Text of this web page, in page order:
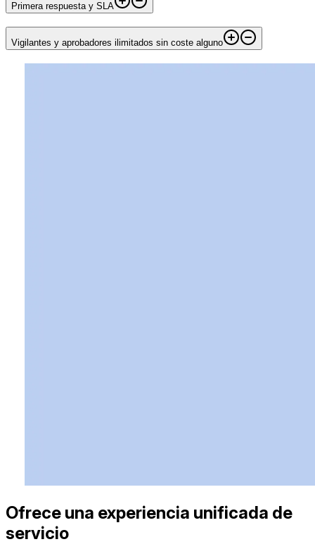
Primera respuesta y SLA
Vigilantes y aprobadores ilimitados sin coste alguno
Ofrece una experiencia unificada de
servicio